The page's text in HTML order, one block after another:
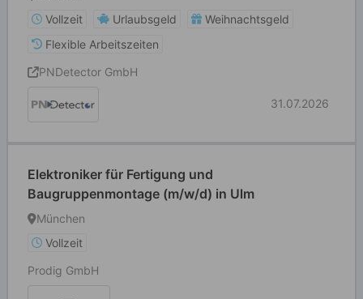
Halbleiterfertigung
Vollzeit
Urlaubsgeld
Weihnachtsgeld
Flexible Arbeitszeiten
PNDetector GmbH
31.07.2026
Elektroniker für Fertigung und
Baugruppenmontage (m/w/d) in Ulm
München
Vollzeit
Prodig GmbH